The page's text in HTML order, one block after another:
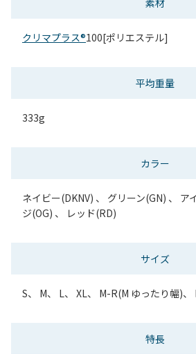
クリマプラス®100[ポリエステル]
平均重量
333g
カラー
ネイビー(DKNV) 、 グリーン(GN) 、 ア
ジ(OG) 、 レッド(RD)
サイズ
S、 M、 L、 XL、 M-R(M ゆったり幅)
特長